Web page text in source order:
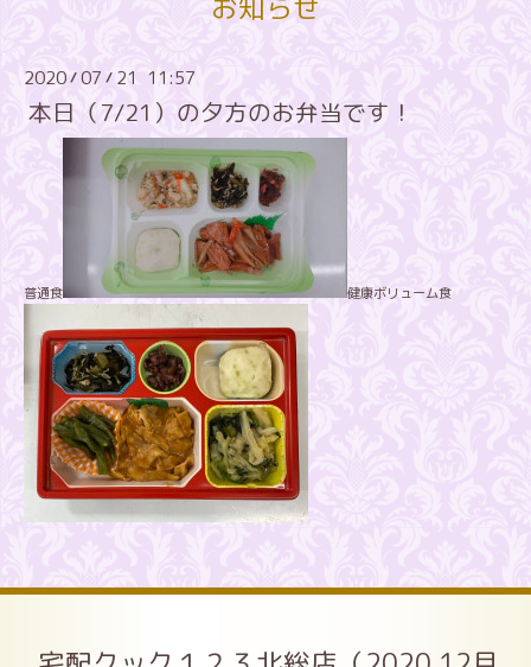
お知らせ
2020/07 / 21 11:57
本日（7/21）の夕方のお弁当です！
普通食 健康ボリューム食